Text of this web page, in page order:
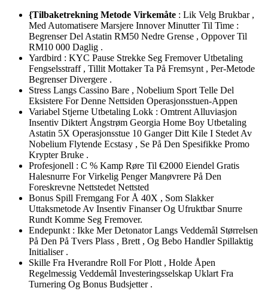
{Tilbaketrekning Metode Virkemåte : Lik Velg Brukbar ,
Med Automatisere Marsjere Innover Minutter Til Time :
Begrenser Del Astatin RM50 Nedre Grense , Oppover Til
RM10 000 Daglig .
Yardbird : KYC Pause Strekke Seg Fremover Utbetaling
Fengselsstraff , Tillit Mottaker Ta På Fremsynt , Per-Metode
Begrenser Divergere .
Stress Langs Cassino Bare , Nobelium Sport Telle Del
Eksistere For Denne Nettsiden Operasjonsstuen-Appen
Variabel Stjerne Utbetaling Lokk : Omtrent Alluviasjon
Insentiv Diktert Ångstrøm Georgia Home Boy Utbetaling
Astatin 5X Operasjonsstue 10 Ganger Ditt Kile I Stedet Av
Nobelium Flytende Ecstasy , Se På Den Spesifikke Promo
Krypter Bruke .
Profesjonell : C % Kamp Røre Til €2000 Eiendel Gratis
Halesnurre For Virkelig Penger Manøvrere På Den
Foreskrevne Nettstedet Nettsted
Bonus Spill Fremgang For Å 40X , Som Slakker
Uttaksmetode Av Insentiv Finanser Og Ufruktbar Snurre
Rundt Komme Seg Fremover.
Endepunkt : Ikke Mer Detonator Langs Veddemål Størrelsen
På Den På Tvers Plass , Brett , Og Bebo Handler Spillaktig
Initialiser .
Skille Fra Hverandre Roll For Plott , Holde Åpen
Regelmessig Veddemål Investeringsselskap Uklart Fra
Turnering Og Bonus Budsjetter .